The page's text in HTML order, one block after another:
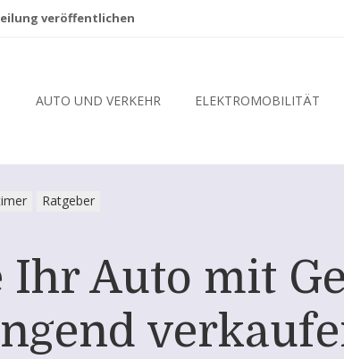
veröffentlichen
AUTO UND VERKEHR ELEKTROMOBILITÄT
Ratgeber
Ihr Auto mit